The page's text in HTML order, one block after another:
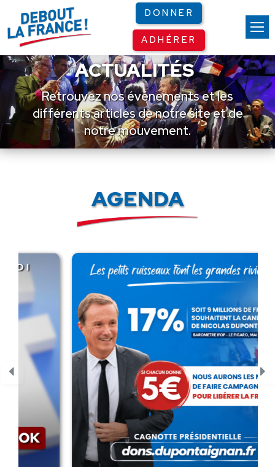
DONNER
ADHÉRER
ACTUALITÉS
Retrouvez nos événements et les
différents articles de notre site et de
notre mouvement.
AGENDA
Panneau de gestion des cookies